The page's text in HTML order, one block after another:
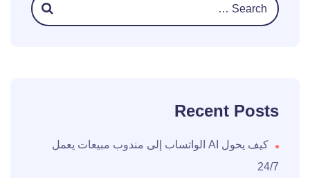
Recent Posts
كيف يحول AI الواتساب إلى مندوب مبيعات يعمل
24/7